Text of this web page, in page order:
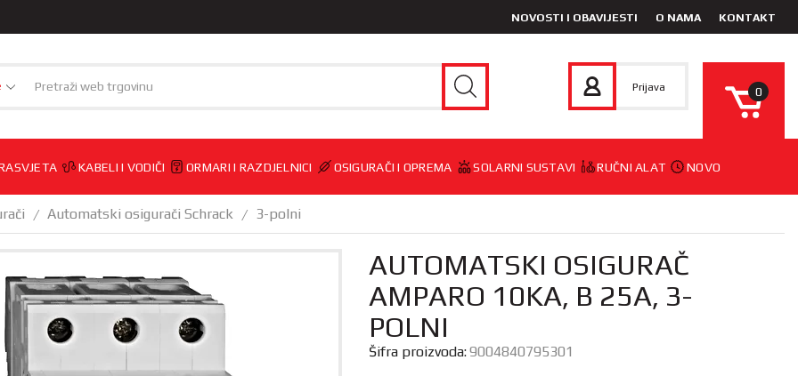
NOVOSTI I OBAVIJESTI O NAMA KONTAKT
Prijava 0
KABELI I VODIČI ORMARI I RAZDJELNICI OSIGURAČI I OPREMA SOLARNI SUSTAVI RUČNI ALAT NOVO
/ Automatski osigurači Schrack / 3-polni
AUTOMATSKI OSIGURAČ
AMPARO 10KA, B 25A, 3-
POLNI
Šifra proizvoda:9004840795301